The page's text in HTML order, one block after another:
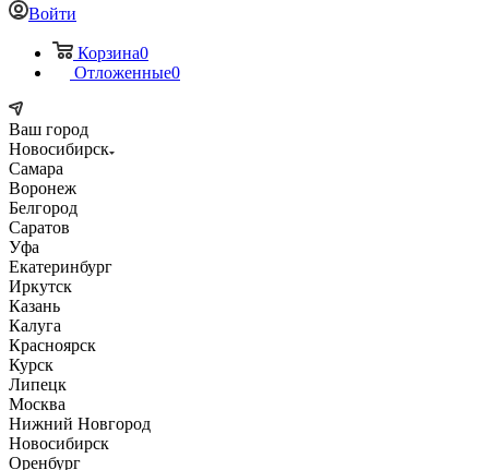
Войти
Корзина0
Отложенные0
Ваш город
Новосибирск
Самара
Воронеж
Белгород
Саратов
Уфа
Екатеринбург
Иркутск
Казань
Калуга
Красноярск
Курск
Липецк
Москва
Нижний Новгород
Новосибирск
Оренбург